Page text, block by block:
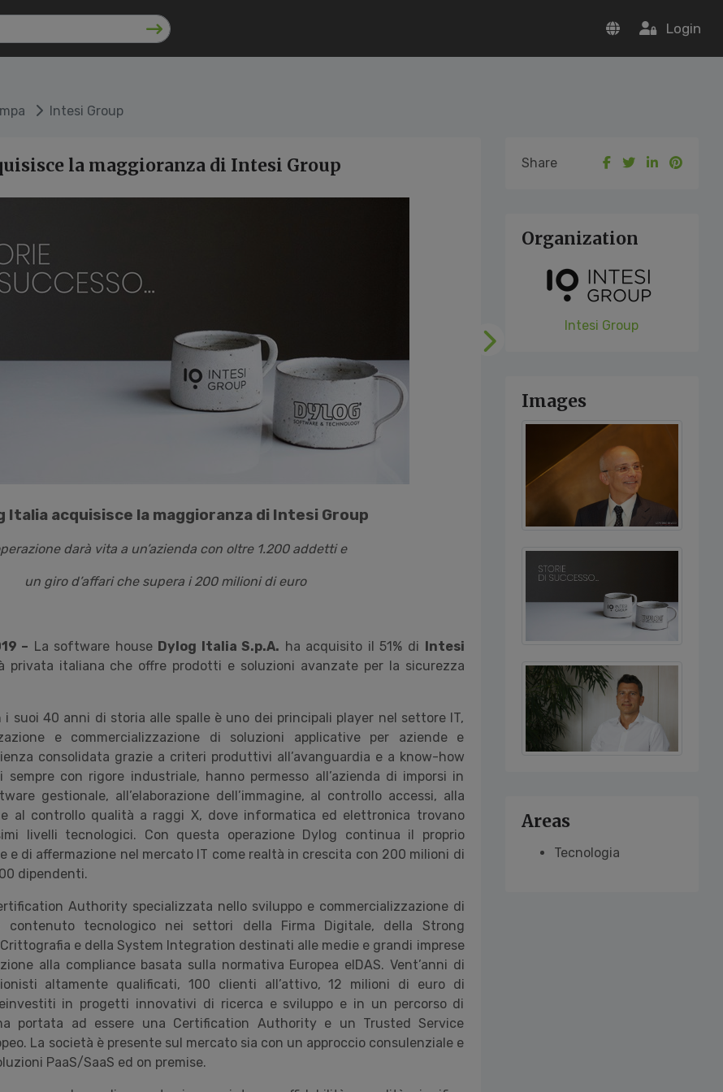
Login
Intesi Group
la maggioranza di Intesi Group
Following
Italia acquisisce la maggioranza di Intesi Group
darà vita a un’azienda con oltre 1.200 addetti e
un giro d’affari che supera i 200 milioni di euro
– La software house Dylog Italia S.p.A. ha acquisito il 51% di Intesi
privata italiana che offre prodotti e soluzioni avanzate per la sicurezza
i suoi 40 anni di storia alle spalle è uno dei principali player nel settore IT,
e commercializzazione di soluzioni applicative per aziende e
consolidata grazie a criteri produttivi all’avanguardia e a know-how
sempre con rigore industriale, hanno permesso all’azienda di imporsi in
gestionale, all’elaborazione dell’immagine, al controllo accessi, alla
e al controllo qualità a raggi X, dove informatica ed elettronica trovano
livelli tecnologici. Con questa operazione Dylog continua il proprio
e di affermazione nel mercato IT come realtà in crescita con 200 milioni di
dipendenti.
Authority specializzata nello sviluppo e commercializzazione di
contenuto tecnologico nei settori della Firma Digitale, della Strong
e della System Integration destinati alle medie e grandi imprese
alla compliance basata sulla normativa Europea eIDAS. Vent’anni di
altamente qualificati, 100 clienti all’attivo, 12 milioni di euro di
in progetti innovativi di ricerca e sviluppo e in un percorso di
portata ad essere una Certification Authority e un Trusted Service
La società è presente sul mercato sia con un approccio consulenziale e
PaaS/SaaS ed on premise.
Share
Organization
Intesi Group
Images
Areas
Tecnologia